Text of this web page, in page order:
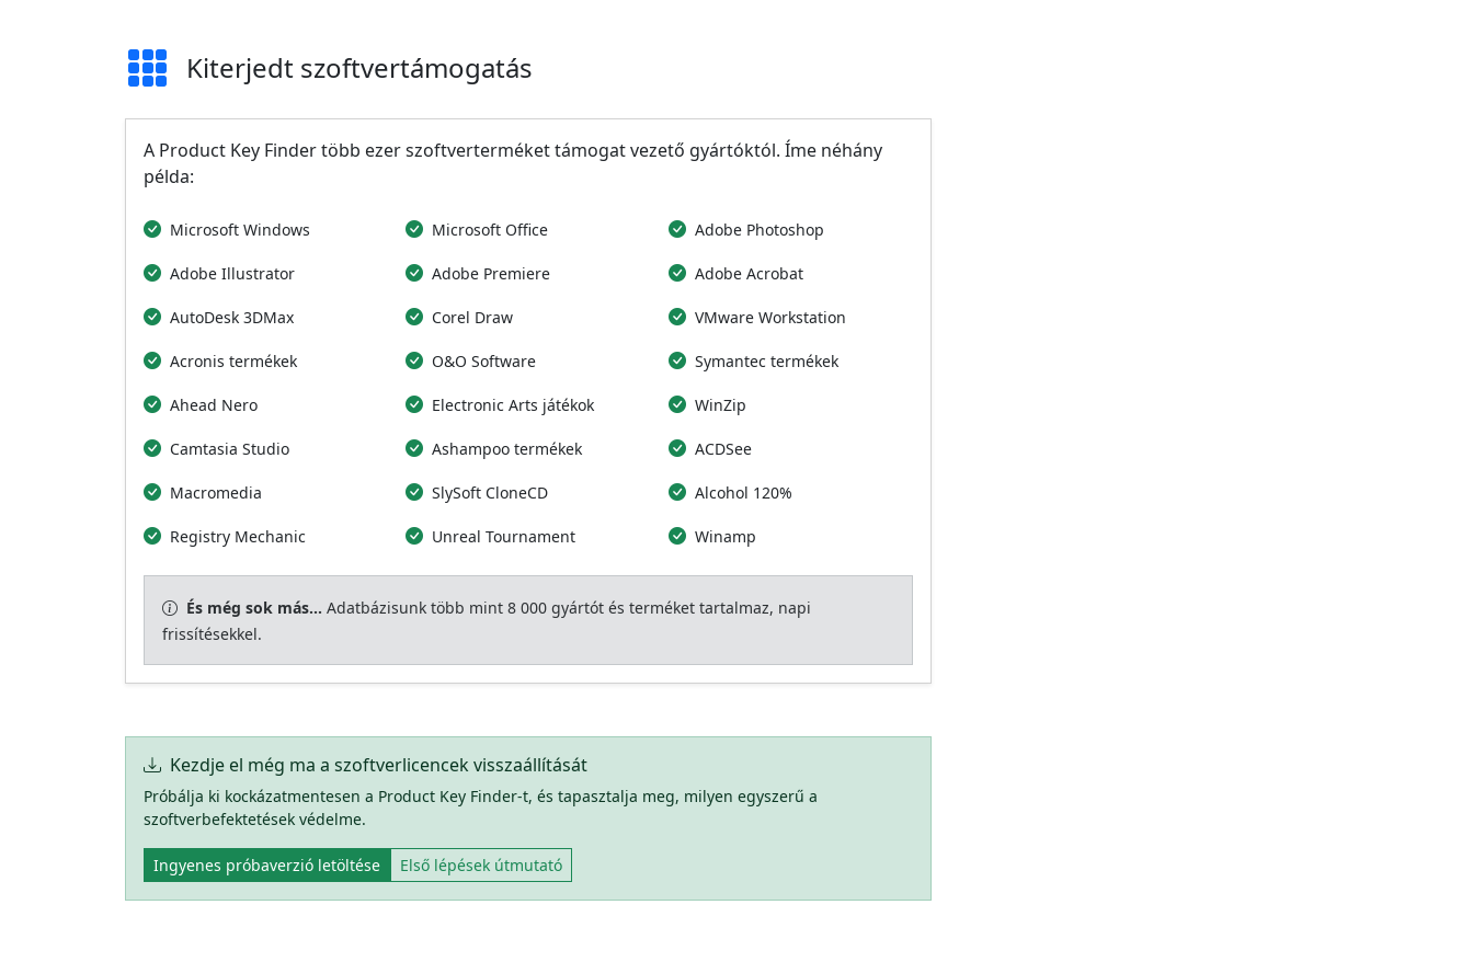
Kiterjedt szoftvertámogatás
A Product Key Finder több ezer szoftverterméket támogat vezető gyártóktól. Íme néhány
példa:
Microsoft Windows Microsoft Office Adobe Photoshop
Adobe Illustrator Adobe Premiere Adobe Acrobat
AutoDesk 3DMax Corel Draw VMware Workstation
Acronis termékek O&O Software Symantec termékek
Ahead Nero Electronic Arts játékok WinZip
Camtasia Studio Ashampoo termékek ACDSee
Macromedia SlySoft CloneCD Alcohol 120%
Registry Mechanic Unreal Tournament Winamp
És még sok más... Adatbázisunk több mint 8 000 gyártót és terméket tartalmaz, napi
frissítésekkel.
Kezdje el még ma a szoftverlicencek visszaállítását
Próbálja ki kockázatmentesen a Product Key Finder-t, és tapasztalja meg, milyen egyszerű a
szoftverbefektetések védelme.
Ingyenes próbaverzió letöltése Első lépések útmutató